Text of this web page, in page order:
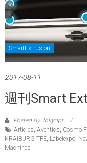
SmartExtrusion
2017-08-11
週刊Smart
Posted By: tokyopr
Articles, Aventics, Cosmo
KRAIBURG TPE, Labelexpo,
Machines